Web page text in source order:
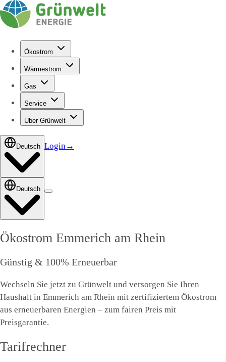
Ökostrom
Wärmestrom
Gas
Service
Über Grünwelt
Deutsch Login→
Deutsch
Ökostrom Emmerich am Rhein
Günstig & 100% Erneuerbar
Wechseln Sie jetzt zu Grünwelt und versorgen Sie Ihren
Haushalt in Emmerich am Rhein mit zertifiziertem Ökostrom
aus erneuerbaren Energien – zum fairen Preis mit
Preisgarantie.
Tarifrechner